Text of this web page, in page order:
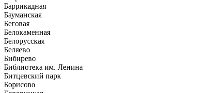
Баррикадная
Бауманская
Беговая
Белокаменная
Белорусская
Беляево
Бибирево
Библиотека им. Ленина
Битцевский парк
Борисово